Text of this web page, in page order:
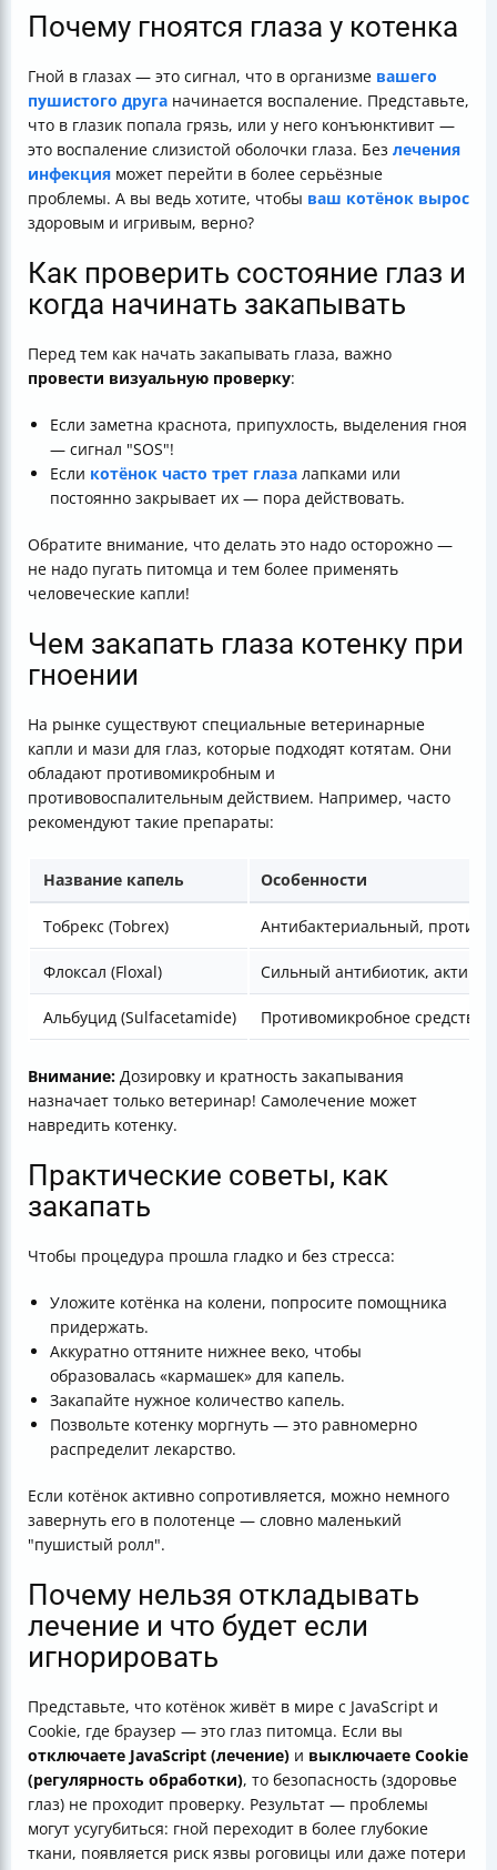
Почему гноятся глаза у котенка
Гной в глазах — это сигнал, что в организме вашего
пушистого друга начинается воспаление. Представьте,
что в глазик попала грязь, или у него конъюнктивит —
это воспаление слизистой оболочки глаза. Без лечения
инфекция может перейти в более серьёзные
проблемы. А вы ведь хотите, чтобы ваш котёнок вырос
здоровым и игривым, верно?
Как проверить состояние глаз и
когда начинать закапывать
Перед тем как начать закапывать глаза, важно
провести визуальную проверку:
Если заметна краснота, припухлость, выделения гноя
— сигнал "SOS"!
Если котёнок часто трет глаза лапками или
постоянно закрывает их — пора действовать.
Обратите внимание, что делать это надо осторожно —
не надо пугать питомца и тем более применять
человеческие капли!
Чем закапать глаза котенку при
гноении
На рынке существуют специальные ветеринарные
капли и мази для глаз, которые подходят котятам. Они
обладают противомикробным и
противовоспалительным действием. Например, часто
рекомендуют такие препараты:
Название капель Особенности
Тобрекс (Tobrex) Антибактериальный, против
Флоксал (Floxal) Сильный антибиотик,
Альбуцид (Sulfacetamide) Противомикробное средство,
Внимание: Дозировку и кратность закапывания
назначает только ветеринар! Самолечение может
навредить котенку.
Практические советы, как
закапать
Чтобы процедура прошла гладко и без стресса:
Уложите котёнка на колени, попросите помощника
придержать.
Аккуратно оттяните нижнее веко, чтобы
образовалась «кармашек» для капель.
Закапайте нужное количество капель.
Позвольте котенку моргнуть — это равномерно
распределит лекарство.
Если котёнок активно сопротивляется, можно немного
завернуть его в полотенце — словно маленький
"пушистый ролл".
Почему нельзя откладывать
лечение и что будет если
игнорировать
Представьте, что котёнок живёт в мире с JavaScript и
Cookie, где браузер — это глаз питомца. Если вы
отключаете JavaScript (лечение) и выключаете Cookie
(регулярность обработки), то безопасность (здоровье
глаз) не проходит проверку. Результат — проблемы
могут усугубиться: гной переходит в более глубокие
ткани, появляется риск язвы роговицы или даже потери